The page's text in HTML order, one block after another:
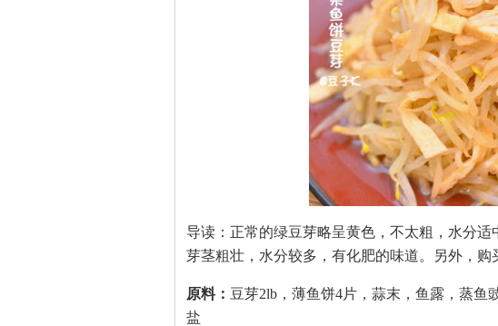
导读：正常的绿豆芽略呈黄色，不太粗，水分适
芽茎粗壮，水分较多，有化肥的味道。另外，购
原料： 豆芽2lb，薄鱼饼4片，蒜末，鱼露，蒸鱼
盐